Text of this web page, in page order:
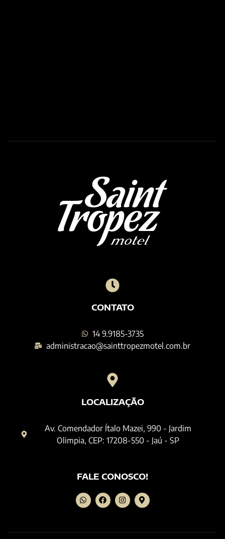
CONTATO
14 9.9185-3735
administracao@sainttropezmotel.com.br
LOCALIZAÇÃO
Av. Comendador Ítalo Mazei, 990 - Jardim
Olimpia, CEP: 17208-550 - Jaú - SP
FALE CONOSCO!